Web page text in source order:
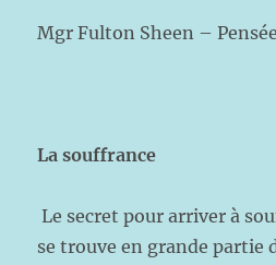
Mgr Fulton Sheen –
La souffrance
Le secret pour arriver à
se trouve en grande partie